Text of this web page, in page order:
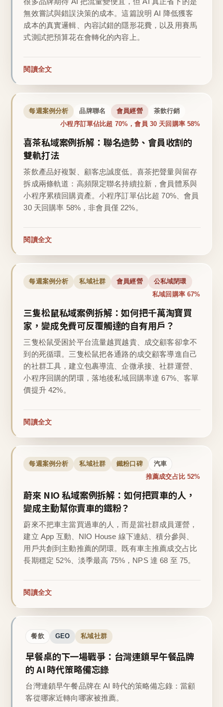
無效嘗試與錯誤決策的成本。這篇說明 AI 降低獲客
成本的真實邏輯、內容試錯的隱形花費，以及用賽馬
式測試把預算花在會轉化的內容上。
閱讀全文
每週案例分析 品牌聯名 會員經營 茶飲行銷
小程序訂單佔比超 70%，會員 30 天回購率 58%
喜茶私域案例拆解：聯名造勢、會員收割的
雙軌打法
茶飲產品好複製、顧客忠誠度低。喜茶把聲量與留存
拆成兩條軌道：高頻限定聯名持續拉新，會員體系與
小程序累積回購資產。小程序訂單佔比超 70%、會員
30 天回購率 58%，非會員僅 22%。
閱讀全文
每週案例分析 私域社群 會員經營 公私域閉環
私域回購率 67%
三隻松鼠私域案例拆解：如何把千萬淘寶買
家，變成免費可反覆觸達的自有用戶？
三隻松鼠受困於平台流量越買越貴、成交顧客卻拿不
到的死循環。三隻松鼠把各通路的成交顧客導進自己
的社群工具，建立包裹導流、企微承接、社群運營、
小程序回購的閉環，落地後私域回購率達 67%、客單
價提升 42%。
閱讀全文
每週案例分析 私域社群 鐵粉口碑 汽車
推薦成交占比 52%
蔚來 NIO 私域案例拆解：如何把買車的人，
變成主動幫你賣車的鐵粉？
蔚來不把車主當買過車的人，而是當社群成員運營，
建立 App 互動、NIO House 線下連結、積分參與、
用戶共創到主動推薦的閉環。既有車主推薦成交占比
長期穩定 52%、淡季最高 75%，NPS 達 68 至 75。
閱讀全文
餐飲 GEO 私域社群
早餐桌的下一場戰爭：台灣連鎖早午餐品牌
的 AI 時代策略備忘錄
台灣連鎖早午餐品牌在 AI 時代的策略備忘錄：當顧
客從哪家近轉向哪家被推薦。